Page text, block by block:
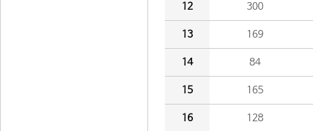
12 300
13 169
14 84
15 165
16 128